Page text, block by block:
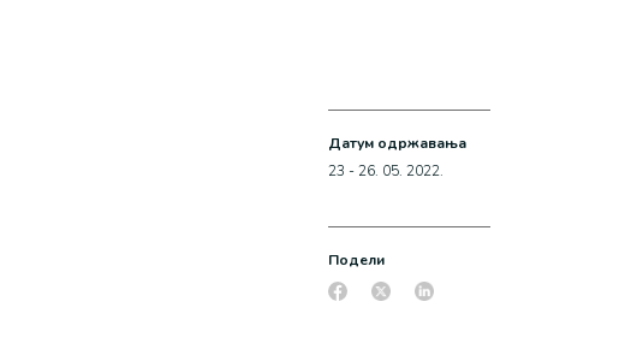
Датум одржавања
23 - 26. 05. 2022.
Подели